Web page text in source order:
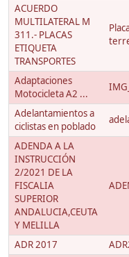
ACUERDO
MULTILATERAL M
311.- PLACAS
ETIQUETA
TRANSPORTES
Adaptaciones
Motocicleta A2 ...
Adelantamientos a
ciclistas en poblado
ADENDA A LA
INSTRUCCIÓN
2/2021 DE LA
FISCALIA
SUPERIOR
ANDALUCIA,CEUTA
Y MELILLA
ADR 2017